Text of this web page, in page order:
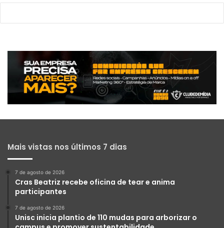
Mais vistas nos últimos 7 dias
7 de agosto de 2026
Cras Beatriz recebe oficina de tear e anima
participantes
7 de agosto de 2026
Unisc inicia plantio de 110 mudas para arborizar o